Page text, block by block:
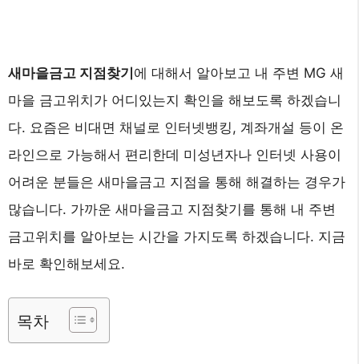
새마을금고 지점찾기에 대해서 알아보고 내 주변 MG 새
마을 금고위치가 어디있는지 확인을 해보도록 하겠습니
다. 요즘은 비대면 채널로 인터넷뱅킹, 계좌개설 등이 온
라인으로 가능해서 편리한데 미성년자나 인터넷 사용이
어려운 분들은 새마을금고 지점을 통해 해결하는 경우가
많습니다. 가까운 새마을금고 지점찾기를 통해 내 주변
금고위치를 알아보는 시간을 가지도록 하겠습니다. 지금
바로 확인해보세요.
목차